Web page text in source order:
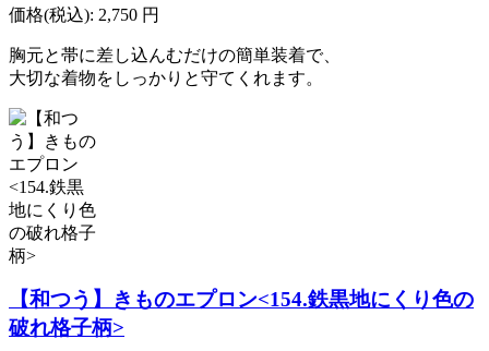
価格(税込): 2,750 円
胸元と帯に差し込んむだけの簡単装着で、
大切な着物をしっかりと守てくれます。
【和つう】きものエプロン<154.鉄黒地にくり色の
破れ格子柄>